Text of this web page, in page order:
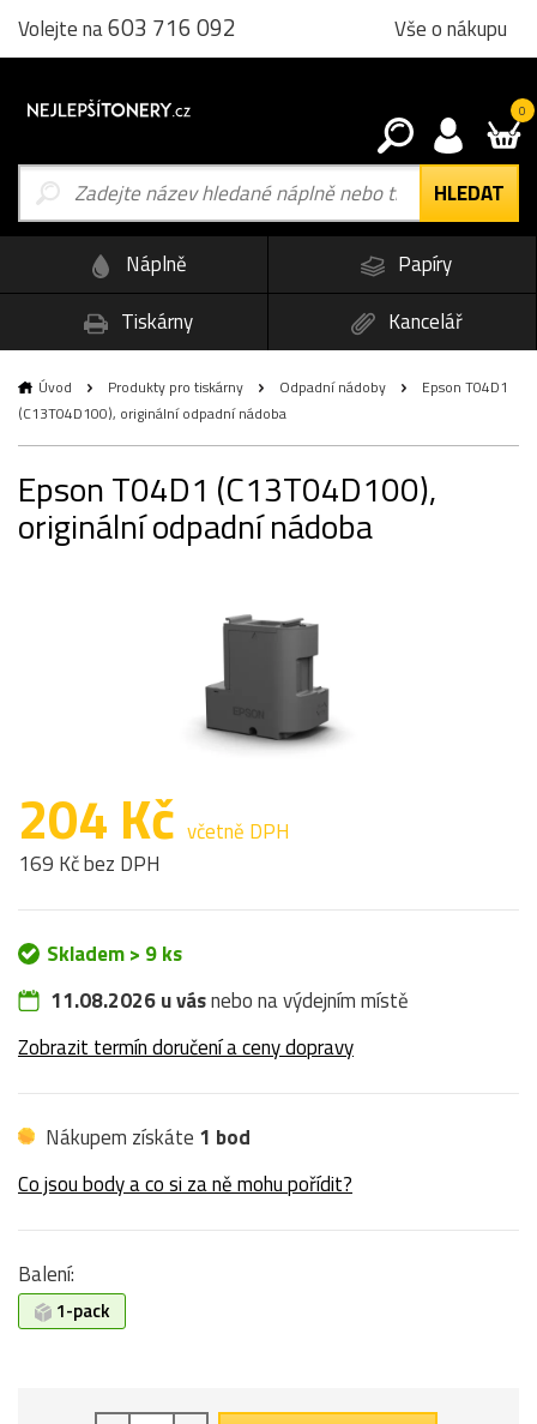
Volejte na603 716 092 Vše o nákupu
0
Náplně
Papíry
Tiskárny
Kancelář
Úvod Produkty pro tiskárny Odpadní nádoby
Epson T04D1
(C13T04D100), originální odpadní nádoba
Epson T04D1 (C13T04D100),
originální odpadní nádoba
204 Kč včetně DPH
169 Kč bez DPH
Skladem > 9 ks
11.08.2026 u vásnebo na výdejním místě
Zobrazit termín doručení a ceny dopravy
Nákupem získáte 1 bod
Co jsou body a co si za ně mohu pořídit?
Balení:
1-pack